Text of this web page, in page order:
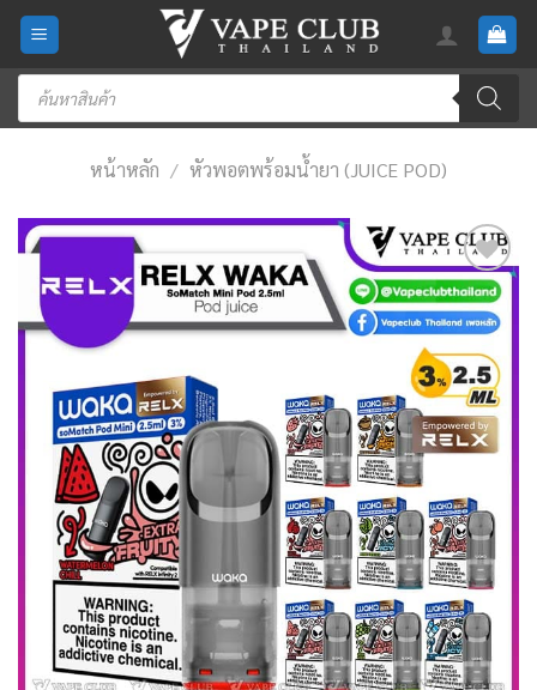
Skip
content
Products
search
หน้าหลัก / หัวพอตพร้อมน้ำยา (JUICE POD)
Add
to
wishlist